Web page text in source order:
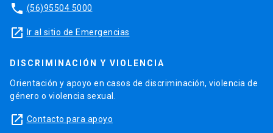
phone (56)95504 5000
launch Ir al sitio de Emergencias
DISCRIMINACIÓN Y VIOLENCIA
Orientación y apoyo en casos de discriminación, violencia de
género o violencia sexual.
launch Contacto para apoyo